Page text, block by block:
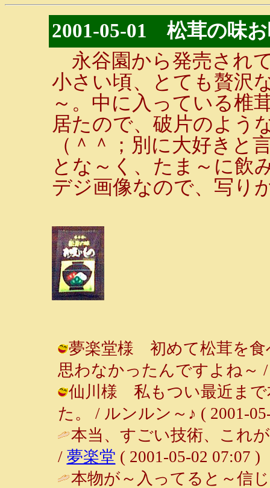
2001-05-01 松茸の味
永谷園から発売され
小さい頃、とても贅沢
～。中に入っている椎
居たので、破片のよう
（＾＾；別に大好きと
とな～く、たま～に飲
デジ画像なので、写り
夢楽堂様 初めて松茸を食
思わなかったんですよね～
仙川様 私もつい最近まで
た。 / ルンルン～♪ ( 2001-
本当、すごい技術、これ
/ 夢楽堂 ( 2001-05-02 07:07 )
本物が～入ってると～信